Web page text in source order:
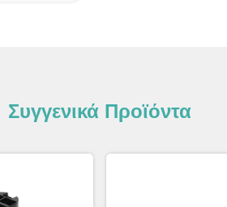
Συγγενικά Προϊόντα